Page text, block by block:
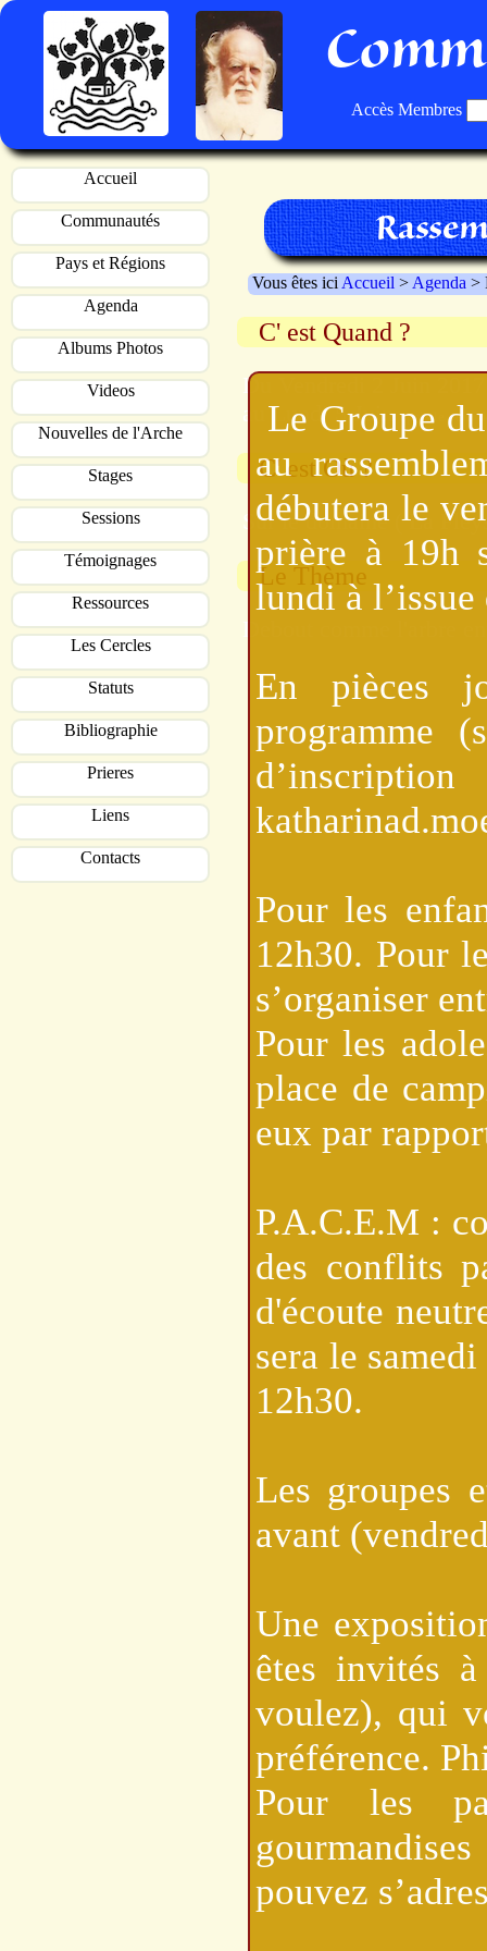
Accès Membres
Accueil
Communautés
Pays et Régions
Agenda
Albums Photos
Videos
Nouvelles de l'Arche
Stages
Sessions
Témoignages
Ressources
Les Cercles
Statuts
Bibliographie
Prieres
Liens
Contacts
Vous êtes ici Accueil > Agenda >
C' est Quand ?
Du Vendredi 2 Juin
au Lundi 5 Juinaprès le peiti
C' est Où ?
Sur le domaine ( La
Le Thème
Debout comme l'arbre
Le Groupe
au
débutera le
prière à 19h
lundi à
En pièces
programme
Pour les
12h30. Pour
s’organiser
Pour les
place de
eux par
P.A.C.E.M :
des conflits
d'écoute
sera le
12h30.
Les groupes
avant
Une
êtes invités
voulez), qui
préférence.
Pour les
pouvez